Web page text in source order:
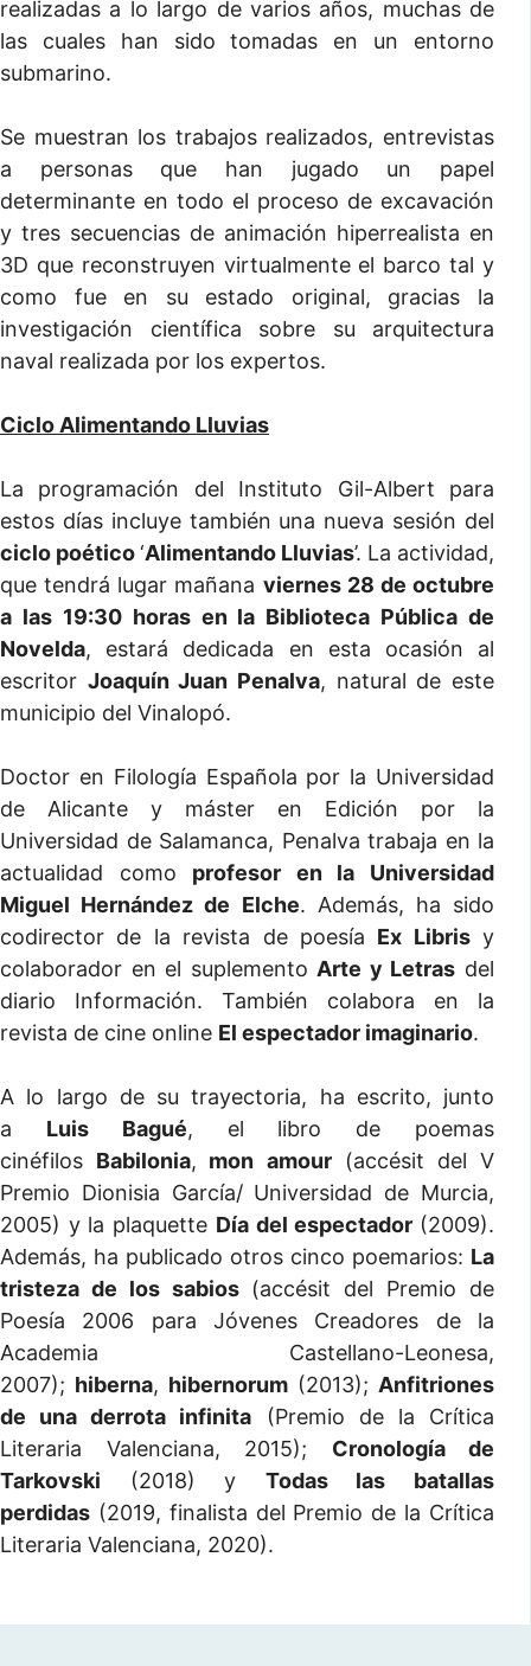
realizadas a lo largo de varios años, muchas de
las cuales han sido tomadas en un entorno
submarino.
Se muestran los trabajos realizados, entrevistas
a personas que han jugado un papel
determinante en todo el proceso de excavación
y tres secuencias de animación hiperrealista en
3D que reconstruyen virtualmente el barco tal y
como fue en su estado original, gracias la
investigación científica sobre su arquitectura
naval realizada por los expertos.
Ciclo Alimentando Lluvias
La programación del Instituto Gil-Albert para
estos días incluye también una nueva sesión del
ciclo poético‘Alimentando Lluvias’. La actividad,
que tendrá lugar mañana viernes 28 de octubre
a las 19:30 horas en la Biblioteca Pública de
Novelda, estará dedicada en esta ocasión al
escritor Joaquín Juan Penalva, natural de este
municipio del Vinalopó.
Doctor en Filología Española por la Universidad
de Alicante y máster en Edición por la
Universidad de Salamanca, Penalva trabaja en la
actualidad como profesor en la Universidad
Miguel Hernández de Elche. Además, ha sido
codirector de la revista de poesía Ex Librisy
colaborador en el suplemento Arte y Letras del
diario Información. También colabora en la
revista de cine online El espectador imaginario.
A lo largo de su trayectoria, ha escrito, junto
a Luis Bagué, el libro de poemas
cinéfilos Babilonia, mon amour(accésit del V
Premio Dionisia García/ Universidad de Murcia,
2005) y la plaquette Día del espectador (2009).
Además, ha publicado otros cinco poemarios: La
tristeza de los sabios(accésit del Premio de
Poesía 2006 para Jóvenes Creadores de la
Academia Castellano-Leonesa,
2007); hiberna, hibernorum(2013); Anfitriones
de una derrota infinita (Premio de la Crítica
Literaria Valenciana, 2015); Cronología de
Tarkovski (2018) y Todas las batallas
perdidas (2019, finalista del Premio de la Crítica
Literaria Valenciana, 2020).